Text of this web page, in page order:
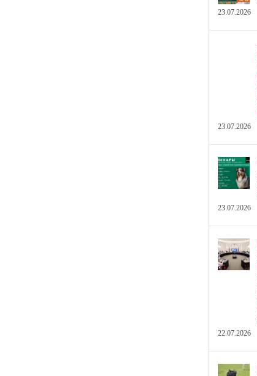
23.07.2026
23.07.2026
23.07.2026
22.07.2026